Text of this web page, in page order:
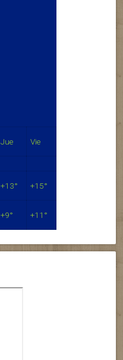
Jue Vie
+13° +15°
+9° +11°